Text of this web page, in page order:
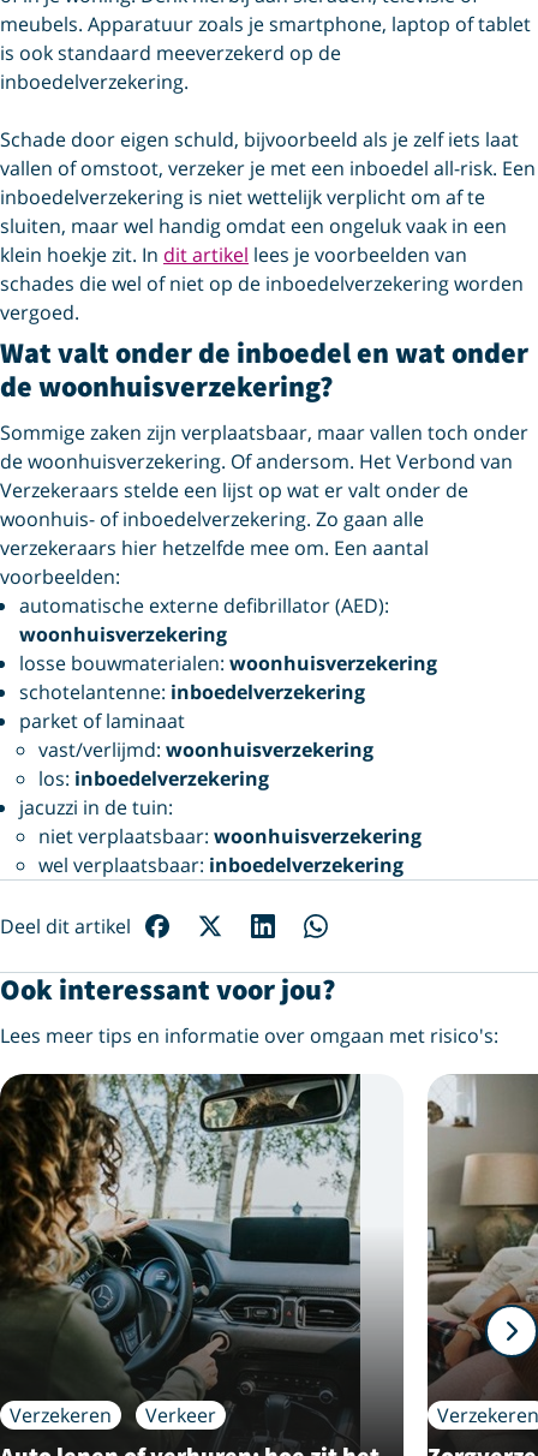
meubels. Apparatuur zoals je smartphone, laptop of tablet
is ook standaard meeverzekerd op de
inboedelverzekering.
Schade door eigen schuld, bijvoorbeeld als je zelf iets laat
vallen of omstoot, verzeker je met een inboedel all-risk. Een
inboedelverzekering is niet wettelijk verplicht om af te
sluiten, maar wel handig omdat een ongeluk vaak in een
klein hoekje zit. In dit artikel lees je voorbeelden van
schades die wel of niet op de inboedelverzekering worden
vergoed.
Wat valt onder de inboedel en wat onder
de woonhuisverzekering?
Sommige zaken zijn verplaatsbaar, maar vallen toch onder
de woonhuisverzekering. Of andersom. Het Verbond van
Verzekeraars stelde een lijst op wat er valt onder de
woonhuis- of inboedelverzekering. Zo gaan alle
verzekeraars hier hetzelfde mee om. Een aantal
voorbeelden:
automatische externe defibrillator (AED):
woonhuisverzekering
losse bouwmaterialen: woonhuisverzekering
schotelantenne: inboedelverzekering
parket of laminaat
vast/verlijmd: woonhuisverzekering
los: inboedelverzekering
jacuzzi in de tuin:
niet verplaatsbaar: woonhuisverzekering
wel verplaatsbaar: inboedelverzekering
Deel dit artikel
Ook interessant voor jou?
Lees meer tips en informatie over omgaan met risico's:
Verzekeren Verkeer Verzekeren